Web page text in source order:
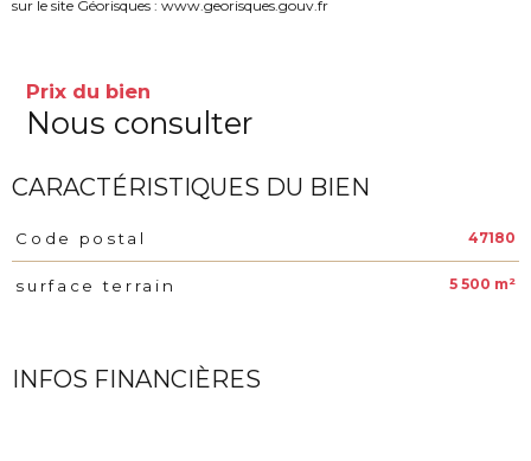
sur le site Géorisques : www.georisques.gouv.fr
Prix du bien
Nous consulter
CARACTÉRISTIQUES DU BIEN
Caractéristiques Valeurs
Code postal 47180
surface terrain 5 500 m²
INFOS FINANCIÈRES